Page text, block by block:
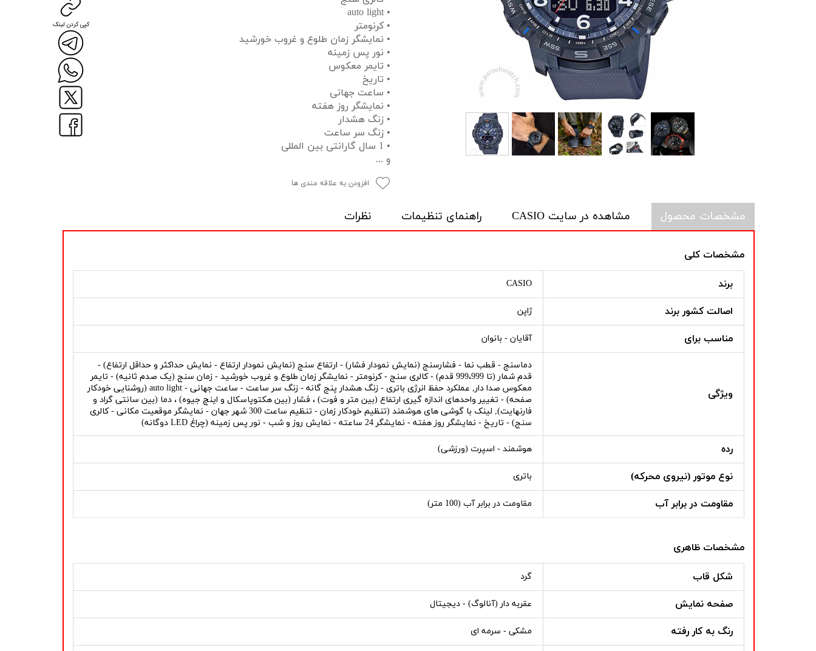
• auto light
• کرنومتر
• نمایشگر زمان طلوع و غروب خورشید
• نور پس زمینه
• تایمر معکوس
• تاریخ
• ساعت جهانی
• نمایشگر روز هفته
• زنگ هشدار
• زنگ سر ساعت
• 1 سال گارانتی بین المللی
و ...
افزودن به علاقه مندی ها
مشخصات محصول مشاهده در سایت CASIO راهنمای تنظیمات نظرات
مشخصات کلی
برند CASIO
اصالت کشور برند ژاپن
مناسب برای آقایان - بانوان
ویژگی
دماسنج - قطب نما - فشارسنج (نمایش نمودار فشار) - ارتفاع سنج (نمایش نمودار ارتفاع - نمایش حداکثر و حداقل ارتفاع) -
قدم شمار (تا 999،999 قدم) - کالری سنج - کرنومتر - نمایشگر زمان طلوع و غروب خورشید - زمان سنج (یک صدم ثانیه) - تایمر
معکوس صدا دار, عملکرد حفظ انرژی باتری - زنگ هشدار پنج گانه - زنگ سر ساعت - ساعت جهانی - auto light (روشنایی خودکار
صفحه) - تغییر واحدهای اندازه گیری ارتفاع (بین متر و فوت) ، فشار (بین هکتوپاسکال و اینچ جیوه) ، دما (بین سانتی گراد و
فارنهایت), لینک با گوشی های هوشمند (تنظیم خودکار زمان - تنظیم ساعت 300 شهر جهان - نمایشگر موقعیت مکانی - کالری
سنج) - تاریخ - نمایشگر روز هفته - نمایشگر 24 ساعته - نمایش روز و شب - نور پس زمینه (چراغ LED دوگانه)
رده هوشمند - اسپرت (ورزشی)
نوع موتور (نیروی محرکه) باتری
مقاومت در برابر آب مقاومت در برابر آب (100 متر)
مشخصات ظاهری
شکل قاب گرد
صفحه نمایش عقربه دار (آنالوگ) - دیجیتال
رنگ به کار رفته مشکی - سرمه ای
کپی کردن لینک